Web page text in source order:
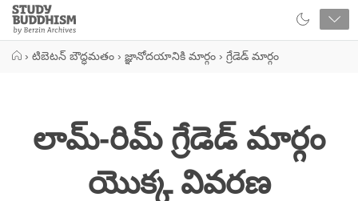
Close
Study
Buddhism
› టిబెటన్ బౌద్ధమతం › జ్ఞానోదయానికి మార్గం › గ్రేడెడ్ మార్గం
లామ్-రిమ్ గ్రేడెడ్ మార్గం
యొక్క వివరణ